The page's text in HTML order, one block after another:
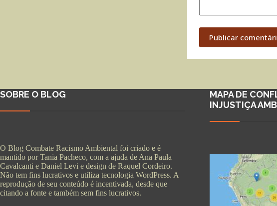
Publicar
SOBRE O BLOG
O Blog Combate Racismo Ambiental foi criado e é
mantido por Tania Pacheco, com a ajuda de Ana Paula
Cavalcanti e Daniel Levi e design de Raquel Cordeiro.
Não tem fins lucrativos e utiliza tecnologia WordPress. A
reprodução de seu conteúdo é incentivada, desde que
citando a fonte e também sem fins lucrativos.
MAPA DE
INJUSTIÇA